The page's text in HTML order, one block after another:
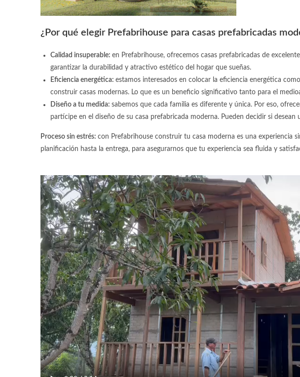
¿Por qué elegir Prefabrihouse para casas prefabricadas
Calidad insuperable: en Prefabrihouse, ofrecemos casas prefabricadas de
garantizar la durabilidad y atractivo estético del hogar que sueñas.
Eficiencia energética: estamos interesados en colocar la eficiencia energética
construir casas modernas. Lo que es un beneficio significativo tanto para el
Diseño a tu medida: sabemos que cada familia es diferente y única. Por eso,
partícipe en el diseño de su casa prefabricada moderna. Pueden decidir si desean
Proceso sin estrés: con Prefabrihouse construir tu casa moderna es una experiencia
planificación hasta la entrega, para asegurarnos que tu experiencia sea fluida y